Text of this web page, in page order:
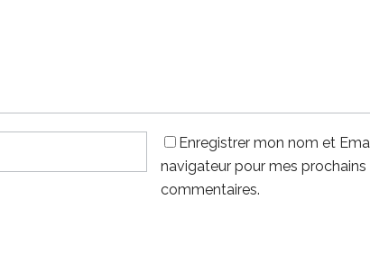
Enregistrer mon nom et
navigateur pour mes prochains
commentaires.